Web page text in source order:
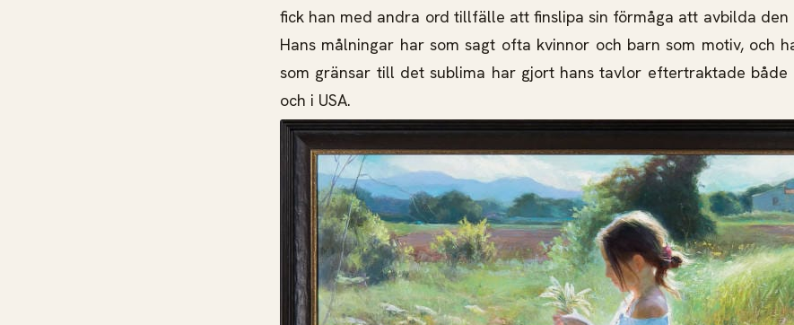
fick han med andra ord tillfälle att finslipa sin förmåga att avbilda den
Hans målningar har som sagt ofta kvinnor och barn som motiv, och
som gränsar till det sublima har gjort hans tavlor eftertraktade både
och i USA.